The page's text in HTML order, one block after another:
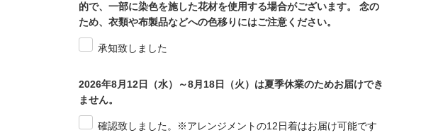
的で、一部に染色を施した花材を使用する場合がございます。 念の
ため、衣類や布製品などへの色移りにはご注意ください。
承知致しました
2026年8月12日（水）～8月18日（火）は夏季休業のためお届けでき
ません。
確認致しました。※アレンジメントの12日着はお届け可能です